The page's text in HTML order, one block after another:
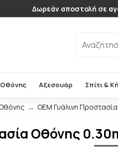
Δωρεάν αποστολή σε
Αξεσουάρ Σπίτι &
OEM Γυάλινη
Οθόνης